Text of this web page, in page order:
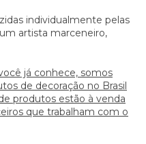
individualmente pelas
artista marceneiro,
já conhece, somos
de decoração no Brasil
produtos estão à venda
que trabalham com o